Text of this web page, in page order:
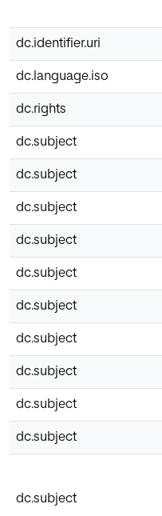
dc.identifier.uri
dc.language.iso
dc.rights
dc.subject
dc.subject
dc.subject
dc.subject
dc.subject
dc.subject
dc.subject
dc.subject
dc.subject
dc.subject
dc.subject